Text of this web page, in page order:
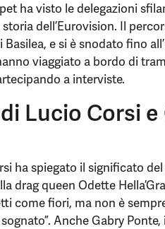
ha visto le delegazioni
dell’Eurovision. Il
e si è snodato fino
viaggiato a bordo di
a interviste.
Lucio Corsi e
ha spiegato il significato
drag queen Odette
come fiori, ma non è
Anche Gabry Ponte,